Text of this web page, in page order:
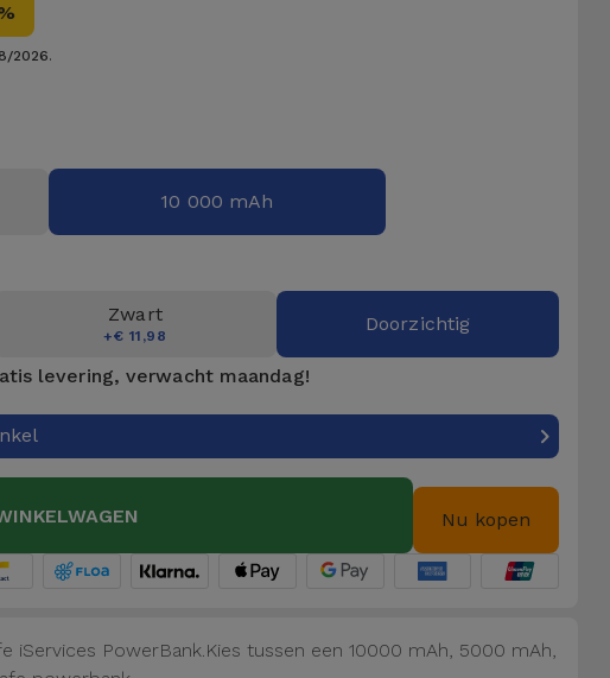
2026.
10 000 mAh
Zwart
+€ 11,98
Doorzichtig
levering, verwacht maandag!
Nu kopen
iServices PowerBank.Kies tussen een 10000 mAh, 5000 mAh,